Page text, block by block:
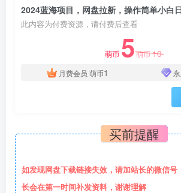
此内容为付费资源，请付费后查看
萌币 5萌币10
月费会员 萌币1
买前提醒
如发现网盘下载链接失效，请加站长的微信号
长会在第一时间补发资料，谢谢理解